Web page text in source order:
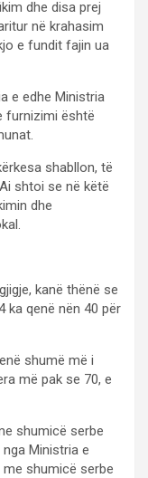
dhe disa prej
në krahasim
e fundit fajin ua
e edhe Ministria
furnizimi është
shabllon, të
shtoi se në këtë
dhe
kanë thënë se
ka qenë nën 40 për
shumë më i
më pak se 70, e
shumicë serbe
Ministria e
shumicë serbe